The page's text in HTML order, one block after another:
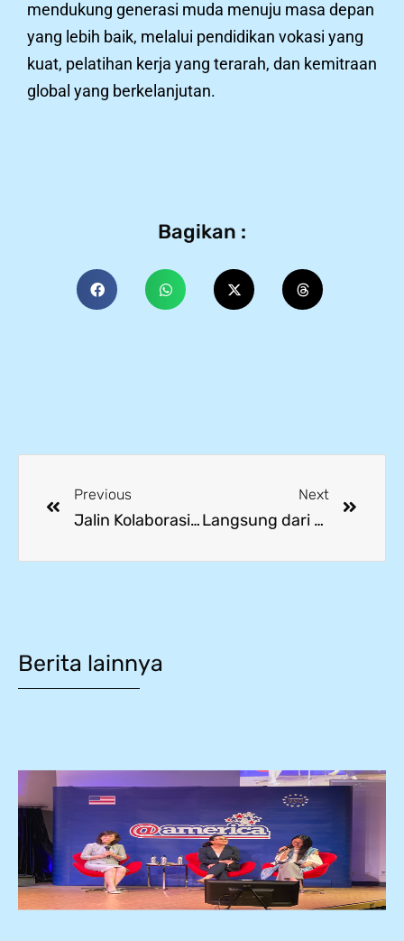
mendukung generasi muda menuju masa depan
yang lebih baik, melalui pendidikan vokasi yang
kuat, pelatihan kerja yang terarah, dan kemitraan
global yang berkelanjutan.
Bagikan :
Previous
Jalin Kolaborasi Global! Yamanouchi Indonesia Tours Kunjungi SMK Mitra Industri & LPK Horenso untuk Buka Peluang Kerja ke Jepang
Next
Langsung dari Sumbernya, Siswa SMK Mitra Industri Belajar Teknologi Pengelolaan Air Bersih di WTP (Water Treatment Plant) MM2100
Berita lainnya